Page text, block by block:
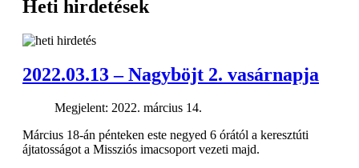
Heti hirdetések
2022.03.13 – Nagyböjt 2. vasárnapja
Megjelent: 2022. március 14.
Március 18-án pénteken este negyed 6 órától a keresztúti
ájtatosságot a Missziós imacsoport vezeti majd.